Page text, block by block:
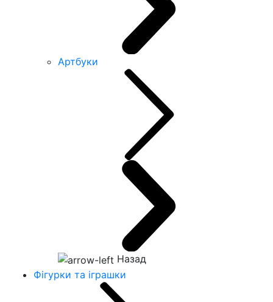
Артбуки
Назад
Фігурки та іграшки